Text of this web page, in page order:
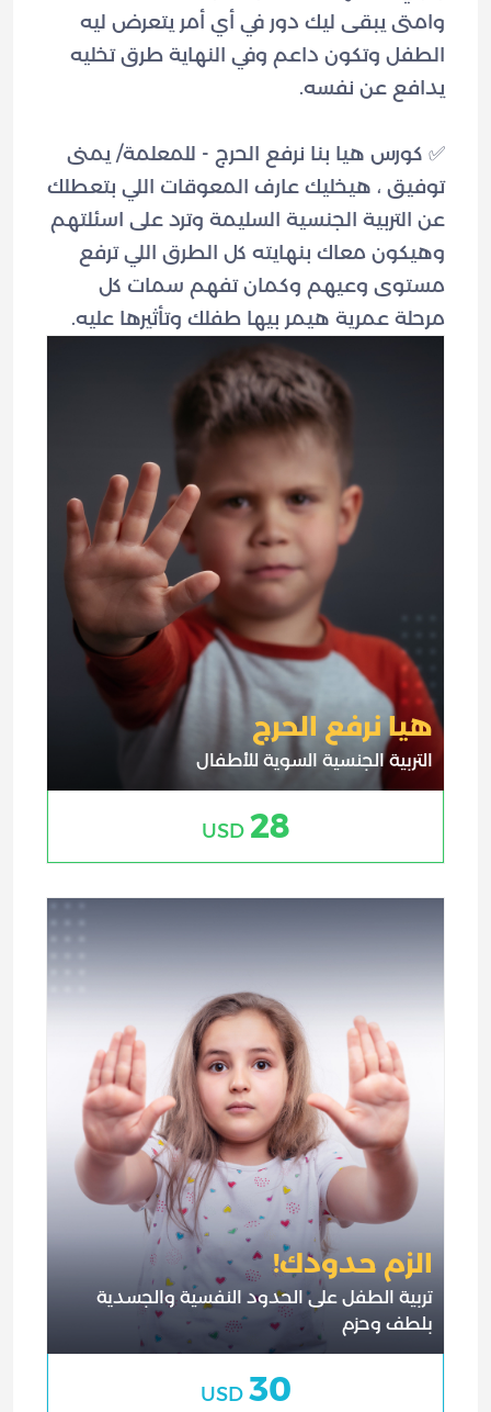
وامتى يبقى ليك دور في أي أمر يتعرض ليه
الطفل وتكون داعم وفي النهاية طرق تخليه
✅ كورس هيا بنا نرفع الحرج - للمعلمة/ يمنى
توفيق ، هيخليك عارف المعوقات اللي بتعطلك
عن التربية الجنسية السليمة وترد على اسئلتهم
وهيكون معاك بنهايته كل الطرق اللي ترفع
مستوى وعيهم وكمان تفهم سمات كل
مرحلة عمرية هيمر بيها طفلك وتأثيرها عليه.
هيا نرفع الحرج
التربية الجنسية السوية للأطفال
28
USD
الزم حدودك!
تربية الطفل على الحدود النفسية والجسدية
بلطف وحزم
30
USD